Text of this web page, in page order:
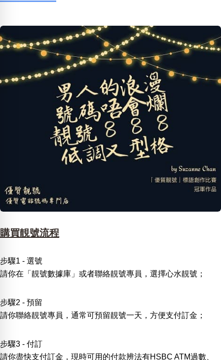
購買靚號流程
步驟1 - 選號
請你在「靚號數據庫」或者聯絡靚號專員，選擇心水靚號；
步驟2 - 預留
請你聯絡靚號專員，通常可預留靚號一天，方便支付訂金；
步驟3 - 付訂
請你盡快支付訂金，現時可用的付款辨法有HSBC ATM過數、